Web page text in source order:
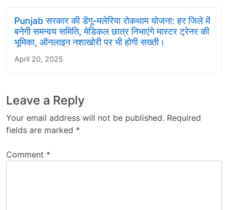
Punjab सरकार की डेंगू-मलेरिया रोकथाम योजना: हर जिले में
बनेगी समन्वय समिति, मेडिकल छात्र निभाएंगे मास्टर ट्रेनर की
भूमिका, ऑनलाइन नशाखोरी पर भी होगी सख्ती।
April 20, 2025
Leave a Reply
Your email address will not be published. Required
fields are marked *
Comment *